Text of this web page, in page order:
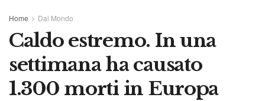
Home Dal Mondo
Caldo estremo. In una
settimana ha causato
1.300 morti in Europa